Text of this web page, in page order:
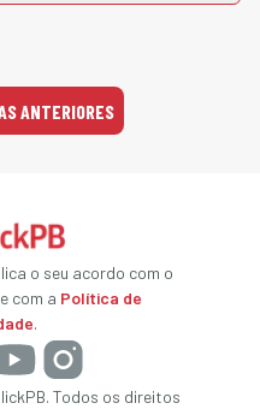
ANTERIORES
o seu acordo com o
com a Política de
.
Todos os direitos